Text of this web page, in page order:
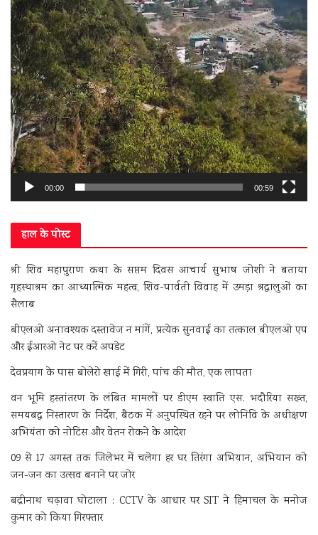
00:00 00:59
हाल के पोस्ट
श्री शिव महापुराण कथा के सप्तम दिवस आचार्य सुभाष जोशी ने बताया
गृहस्थाश्रम का आध्यात्मिक महत्व, शिव-पार्वती विवाह में उमड़ा श्रद्धालुओं का
सैलाब
बीएलओ अनावश्यक दस्तावेज न मांगें, प्रत्येक सुनवाई का तत्काल बीएलओ एप
और ईआरओ नेट पर करें अपडेट
देवप्रयाग के पास बोलेरो खाई में गिरी, पांच की मौत, एक लापता
वन भूमि हस्तांतरण के लंबित मामलों पर डीएम स्वाति एस. भदौरिया सख्त,
समयबद्ध निस्तारण के निर्देश, बैठक में अनुपस्थित रहने पर लोनिवि के अधीक्षण
अभियंता को नोटिस और वेतन रोकने के आदेश
09 से 17 अगस्त तक जिलेभर में चलेगा हर घर तिरंगा अभियान, अभियान को
जन-जन का उत्सव बनाने पर जोर
बद्रीनाथ चढ़ावा घोटाला : CCTV के आधार पर SIT ने हिमाचल के मनोज
कुमार को किया गिरफ्तार